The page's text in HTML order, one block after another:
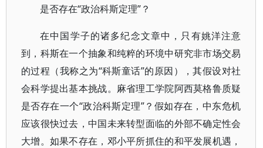
是否存在“政治科斯定理”？
在中国学子的诸多纪念文章中，只有姚洋注意
到，科斯在一个抽象和纯粹的环境中研究非市场交易
的过程（我称之为“科斯童话”的原因），其假设对社
会科学提出基本挑战。麻省理工学院阿西莫格鲁质疑
是否存在一个“政治科斯定理”？假如存在，中东危机
应该很快过去，中国未来转型面临的外部不确定性会
大增。如果不存在，邓小平所抓住的和平发展机遇，